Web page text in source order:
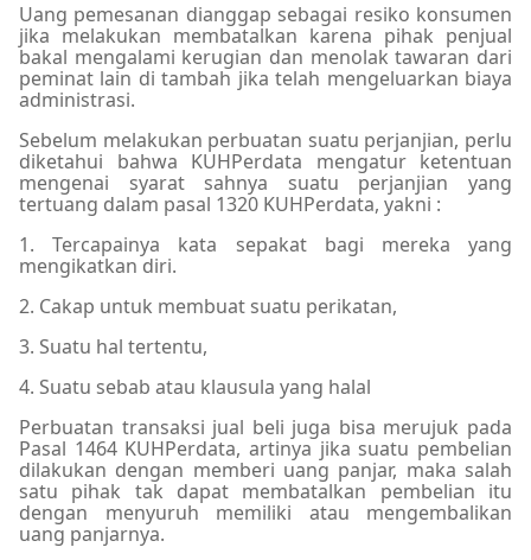
Uang pemesanan dianggap sebagai resiko konsumen
jika melakukan membatalkan karena pihak penjual
bakal mengalami kerugian dan menolak tawaran dari
peminat lain di tambah jika telah mengeluarkan biaya
administrasi.
Sebelum melakukan perbuatan suatu perjanjian, perlu
diketahui bahwa KUHPerdata mengatur ketentuan
mengenai syarat sahnya suatu perjanjian yang
tertuang dalam pasal 1320 KUHPerdata, yakni :
1.Tercapainya kata sepakat bagi mereka yang
mengikatkan diri.
2. Cakap untuk membuat suatu perikatan,
3. Suatu hal tertentu,
4. Suatu sebab atau klausula yang halal
Perbuatan transaksi jual beli juga bisa merujuk pada
Pasal 1464 KUHPerdata, artinya jika suatu pembelian
dilakukan dengan memberi uang panjar, maka salah
satu pihak tak dapat membatalkan pembelian itu
dengan menyuruh memiliki atau mengembalikan
uang panjarnya.